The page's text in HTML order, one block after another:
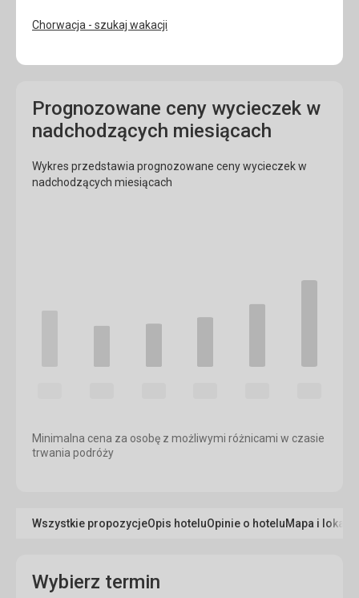
Chorwacja - szukaj wakacji
Prognozowane ceny wycieczek w
nadchodzących miesiącach
Wykres przedstawia prognozowane ceny wycieczek w
nadchodzących miesiącach
Minimalna cena za osobę z możliwymi różnicami w czasie
trwania podróży
Wszystkie propozycjeOpis hoteluOpinie o hoteluMapa i
Wybierz termin